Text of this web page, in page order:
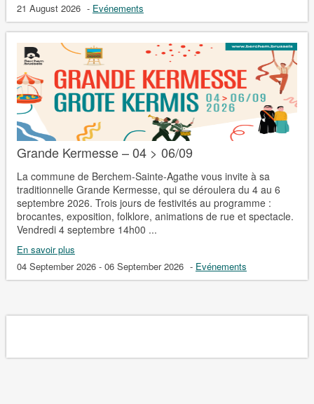
21 August 2026 - Evénements
Grande Kermesse – 04 > 06/09
La commune de Berchem-Sainte-Agathe vous invite à sa
traditionnelle Grande Kermesse, qui se déroulera du 4 au 6
septembre 2026. Trois jours de festivités au programme :
brocantes, exposition, folklore, animations de rue et spectacle.
Vendredi 4 septembre 14h00 ...
En savoir plus
04 September 2026 - 06 September 2026 - Evénements